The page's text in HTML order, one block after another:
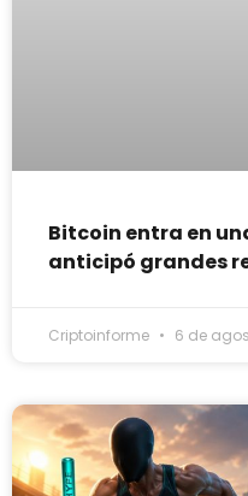
Bitcoin entra en
anticipó grandes
Criptoinforme 6 de